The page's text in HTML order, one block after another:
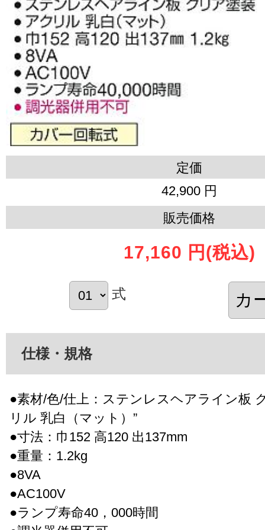
定価
42,900 円
販売価格
17,160 円 (税込)
式
仕様・規格
●素材/色/仕上：ステンレスヘアライン板
リル 乳白（マット）”
●寸法：巾152 高120 出137mm
●重量：1.2kg
●8VA
●AC100V
●ランプ寿命40，000時間